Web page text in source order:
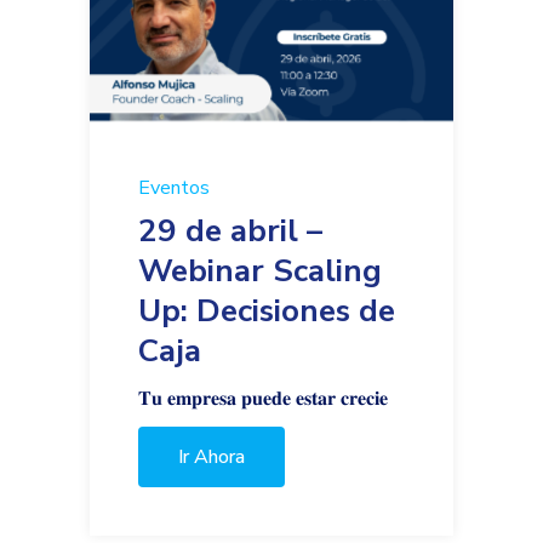
Eventos
29 de abril –
Webinar Scaling
Up: Decisiones de
Caja
𝐓𝐮 𝐞𝐦𝐩𝐫𝐞𝐬𝐚 𝐩𝐮𝐞𝐝𝐞 𝐞𝐬𝐭𝐚𝐫 𝐜𝐫𝐞𝐜𝐢𝐞
Ir Ahora